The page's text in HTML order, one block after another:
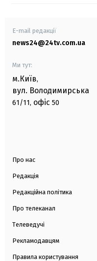
E-mail редакції
news24@24tv.com.ua
Ми тут:
м.Київ,
вул. Володимирська
61/11, офіс 50
Про нас
Редакція
Редакційна політика
Про телеканал
Телеведучі
Рекламодавцям
Правила користування